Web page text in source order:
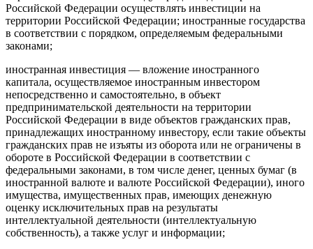
Российской Федерации осуществлять инвестиции на
территории Российской Федерации; иностранные государства
в соответствии с порядком, определяемым федеральными
законами;
иностранная инвестиция — вложение иностранного
капитала, осуществляемое иностранным инвестором
непосредственно и самостоятельно, в объект
предпринимательской деятельности на территории
Российской Федерации в виде объектов гражданских прав,
принадлежащих иностранному инвестору, если такие объекты
гражданских прав не изъяты из оборота или не ограничены в
обороте в Российской Федерации в соответствии с
федеральными законами, в том числе денег, ценных бумаг (в
иностранной валюте и валюте Российской Федерации), иного
имущества, имущественных прав, имеющих денежную
оценку исключительных прав на результаты
интеллектуальной деятельности (интеллектуальную
собственность), а также услуг и информации;